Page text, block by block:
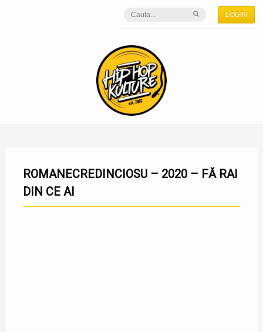
LOGIN
ROMANECREDINCIOSU – 2020 – FĂ RAI
DIN CE AI